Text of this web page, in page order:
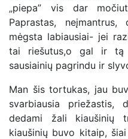
„piepa” vis dar
Paprastas,
mėgsta labiausiai- jei
tai riešutus,o gal ir
sausiainių pagrindu ir
Man šis tortukas, jau
svarbiausia
dedami žali kiaušinių
kiaušinių buvo kitaip,